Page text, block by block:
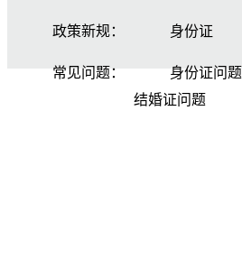
政策新规： 身份证
常见问题： 身份证问题
结婚证问题